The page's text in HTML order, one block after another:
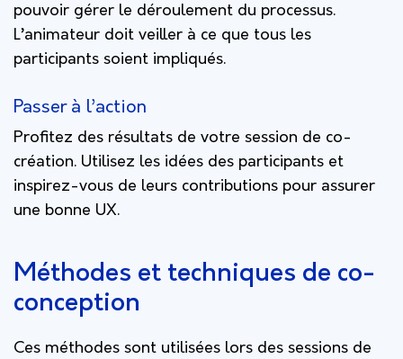
pouvoir gérer le déroulement du processus.
L’animateur doit veiller à ce que tous les
participants soient impliqués.
Passer à l’action
Profitez des résultats de votre session de co-
création. Utilisez les idées des participants et
inspirez-vous de leurs contributions pour assurer
une bonne UX.
Méthodes et techniques de co-
conception
Ces méthodes sont utilisées lors des sessions de